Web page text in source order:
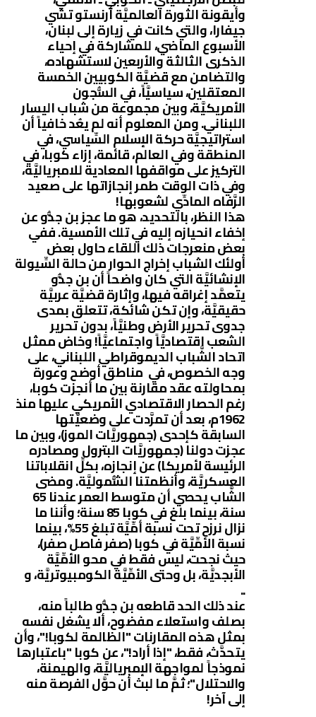
وأيقونة الثورة العالميَّة أرنستو تشي
جيفارا، والتي كانت في زيارة إلى لبنان،
الأسبوع الماضي، للمشاركة في إحياء
الذكرى الثالثة والأربعين لاستشهاده،
والتضامن مع قضيَّة الكوبيين الخمسة
المعتقلين، سياسيَّاً، في السُّجون
الأمريكيَّة، وبين مجموعة من شباب اليسار
اللبناني. ومن المعلوم أنه لم يعُد خافياً أن
استراتيجيَّة حركة الإسلام السِّياسي، في
المنطقة وفي العالم، قائمة، إزاء كوبا، في
التركيز على مواقفها المعادية للامبرياليَّة،
وفي ذات الوقت طمر إنجازاتها على صعيد
الرَّفاه المادِّي لشعوبها!
هذا النظر، بالتحديد، هو ما عجز بن جدُّو عن
إخفاء انحيازه إليه في تلك الأمسية. ففي
بعض منعرجات ذلك اللقاء حاول بعض
أولئك الشباب إخراج الحوار من حالة السِّيولة
الإنشائيَّة التي كان واضحاً أن بن جدُّو
يتعمَّد إغراقه فيها، وإثارة قضيَّة عربيَّة
حقيقيَّة، وإن تكن شائكة، تتعلق بمدى
جدوى تحرير الأرض وطنيَّاً، بدون تحرير
الشعب اقتصاديَّاً واجتماعيَّاً! وخاض ممثل
اتحاد الشَّباب الديموقراطي اللبناني، على
وجه الخصوص، في مناطق أوضح وعورة
بمحاولته عقد مقارنة بين ما أنجزت كوبا،
رغم الحصار الاقتصادي الأمريكي عليها منذ
1962م، بعد أن تمرَّدت على وضعيَّتها
السابقة كإحدى (جمهوريَّات الموز)، وبين ما
عجزت دولنا (جمهوريَّات البترول ومصادره
الرئيسة لأمريكا) عن إنجازه، بكلِّ انقلاباتنا
العسكريَّة، وأنظمتنا الشُّموليَّة. ومضى
الشَّاب يحصي أن متوسط العمر عندنا 65
سنة، بينما بلغ في كوبا 85 سنة؛ وأننا ما
نزال نرزح تحت نسبة أمِّيَّة تبلغ 55%، بينما
نسبة الأمِّيَّة في كوبا (صفر فاصل صفر)،
حيث نجحت، ليس فقط في محو الأمِّيَّة
الأبجديَّة، بل وحتى الأمِّيَّة الكومبيوتريَّة، و
..
عند ذلك الحد قاطعه بن جدُّو طالباً منه،
بصلف واستعلاء مفضوح، ألا يشغل نفسه
بمثل هذه المقارنات "الظالمة لكوبا!"، وأن
يتحدَّث، فقط، "إذا أراد!"، عن كوبا "باعتبارها
نموذجاً لمواجهة الإمبرياليَّة، والهيمنة،
والاحتلال"؛ ثمَّ ما لبث أن حوَّل الفرصة منه
إلى آخر!